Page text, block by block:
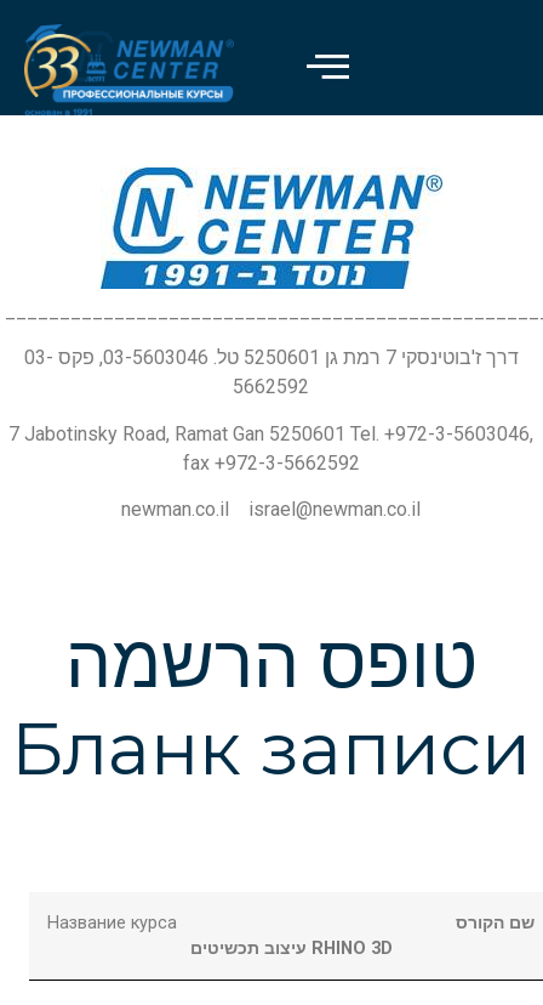
דרך ז'בוטינסקי 7 רמת גן 5250601 טל. 03-5603046, פקס 03-
5662592
7 Jabotinsky Road, Ramat Gan 5250601 Tel. +972-3-5603046,
fax +972-3-5662592
newman.co.il israel@newman.co.il
טופס הרשמה
Бланк записи
Название курса
שם הקורס
עיצוב תכשיטים RHINO 3D